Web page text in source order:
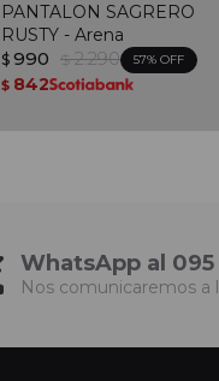
PANTALON SAGRERO
RUSTY - Arena
$ 990 $ 2.290 57
$ 842
WhatsApp al
Nos comunicaremos a